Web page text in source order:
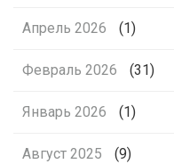
Апрель 2026 (1)
Февраль 2026 (31)
Январь 2026 (1)
Август 2025 (9)